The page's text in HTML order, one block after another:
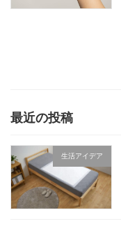
最近の投稿
生活アイデア